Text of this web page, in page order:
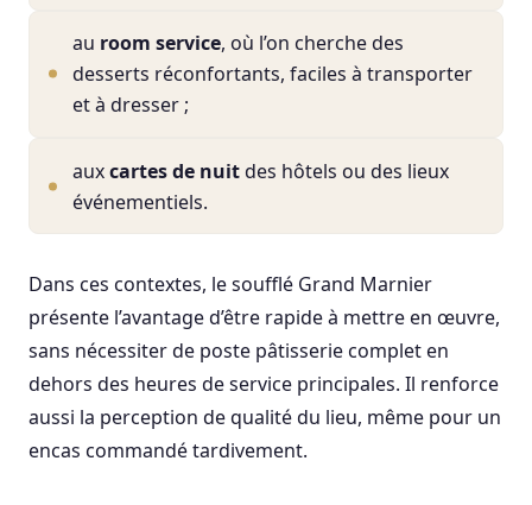
au room service, où l’on cherche des
desserts réconfortants, faciles à transporter
et à dresser ;
auxcartes de nuitdes hôtels ou des lieux
événementiels.
Dans ces contextes, le soufflé Grand Marnier
présente l’avantage d’être rapide à mettre en œuvre,
sans nécessiter de poste pâtisserie complet en
dehors des heures de service principales. Il renforce
aussi la perception de qualité du lieu, même pour un
encas commandé tardivement.